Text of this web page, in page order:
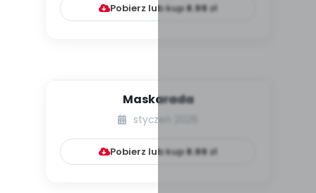
Pobierz lub kup8.99zł
Maskarada
styczeń 2026
Pobierz lub kup8.99zł